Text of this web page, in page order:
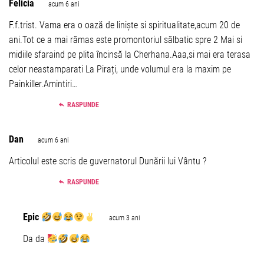
Felicia acum 6 ani
F.f.trist. Vama era o oază de liniște si spiritualitate,acum 20 de
ani.Tot ce a mai rămas este promontoriul sălbatic spre 2 Mai si
midiile sfaraind pe plita încinsă la Cherhana.Aaa,si mai era terasa
celor neastamparati La Pirați, unde volumul era la maxim pe
Painkiller.Amintiri…
RASPUNDE
Dan acum 6 ani
Articolul este scris de guvernatorul Dunării lui Vântu ?
RASPUNDE
Epic acum 3 ani
Da da